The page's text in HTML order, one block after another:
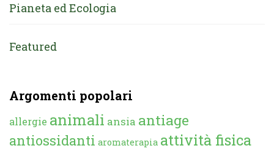
Pianeta ed Ecologia
Featured
Argomenti popolari
allergie animali ansia antiage
antiossidanti aromaterapia attività fisica